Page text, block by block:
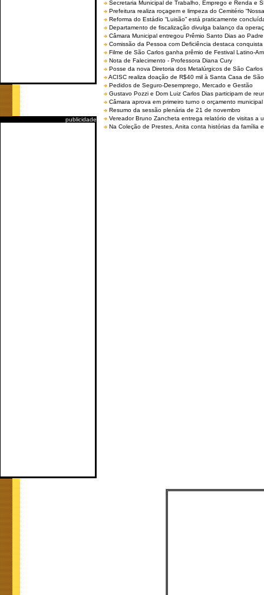
publicidade
Secretaria Municipal de Trabalho, Emprego e Renda e
Prefeitura realiza roçagem e limpeza do Cemitério
Reforma do Estádio “Luisão” está praticamente
Departamento de fiscalização divulga balanço da
Câmara Municipal entregou Prêmio Santo Dias ao
Comissão da Pessoa com Deficiência destaca
Filme de São Carlos ganha prêmio de Festival Latino-
Nota de Falecimento - Professora Diana Cury
Posse da nova Diretoria dos Metalúrgicos de São
ACISC realiza doação de R$40 mil à Santa Casa de
Pedidos de Seguro-Desemprego, Mercado e Gestão
Gustavo Pozzi e Dom Luiz Carlos Dias participam de
Câmara aprova em primeiro turno o orçamento
Resumo da sessão plenária de 21 de novembro
Vereador Bruno Zancheta entrega relatório de visitas a
Na Coleção de Prestes, Anita conta histórias da família